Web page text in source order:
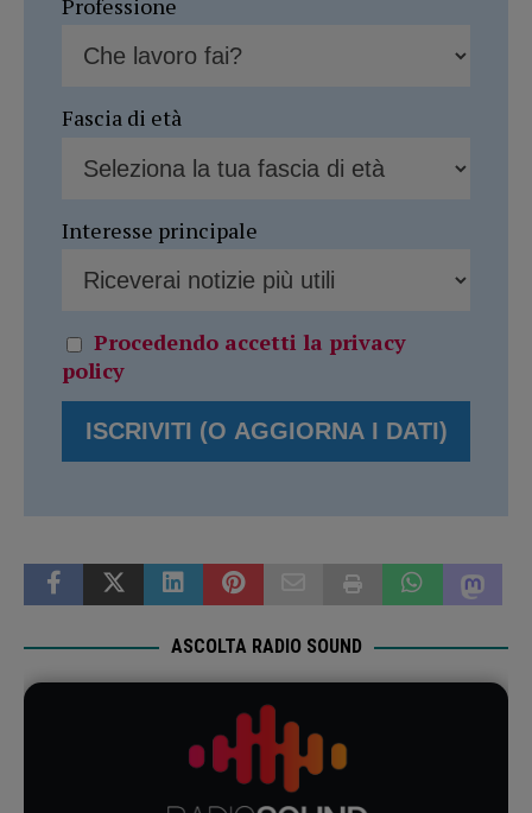
Professione
Fascia di età
Interesse principale
Procedendo accetti la privacy
policy
ASCOLTA RADIO SOUND